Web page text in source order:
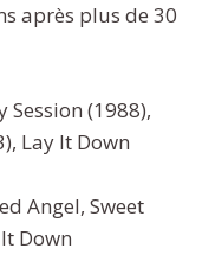
après plus de 30
Session (1988),
Lay It Down
Angel, Sweet
Down